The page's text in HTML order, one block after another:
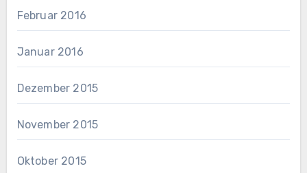
Februar 2016
Januar 2016
Dezember 2015
November 2015
Oktober 2015